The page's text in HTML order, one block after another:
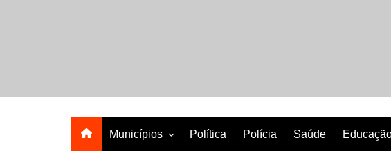
Municípios Política Polícia Saúde